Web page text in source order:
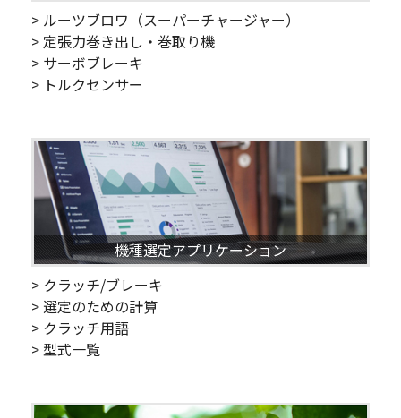
> ルーツブロワ（スーパーチャージャー）
> 定張力巻き出し・巻取り機
> サーボブレーキ
> トルクセンサー
機種選定アプリケーション
> クラッチ/ブレーキ
> 選定のための計算
> クラッチ用語
> 型式一覧